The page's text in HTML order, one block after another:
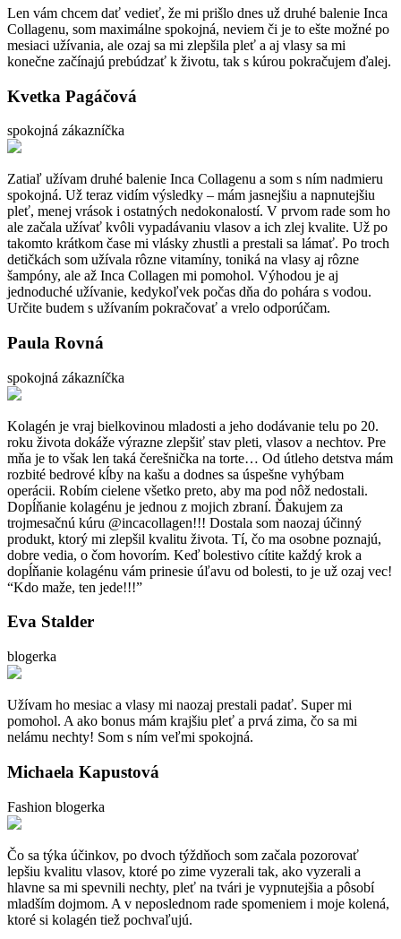
Len vám chcem dať vedieť, že mi prišlo dnes už druhé balenie Inca
Collagenu, som maximálne spokojná, neviem či je to ešte možné po
mesiaci užívania, ale ozaj sa mi zlepšila pleť a aj vlasy sa mi
konečne začínajú prebúdzať k životu, tak s kúrou pokračujem ďalej.
Kvetka Pagáčová
spokojná zákazníčka
Zatiaľ užívam druhé balenie Inca Collagenu a som s ním nadmieru
spokojná. Už teraz vidím výsledky – mám jasnejšiu a napnutejšiu
pleť, menej vrások i ostatných nedokonalostí. V prvom rade som ho
ale začala užívať kvôli vypadávaniu vlasov a ich zlej kvalite. Už po
takomto krátkom čase mi vlásky zhustli a prestali sa lámať. Po troch
detičkách som užívala rôzne vitamíny, toniká na vlasy aj rôzne
šampóny, ale až Inca Collagen mi pomohol. Výhodou je aj
jednoduché užívanie, kedykoľvek počas dňa do pohára s vodou.
Určite budem s užívaním pokračovať a vrelo odporúčam.
Paula Rovná
spokojná zákazníčka
Kolagén je vraj bielkovinou mladosti a jeho dodávanie telu po 20.
roku života dokáže výrazne zlepšiť stav pleti, vlasov a nechtov. Pre
mňa je to však len taká čerešnička na torte… Od útleho detstva mám
rozbité bedrové kĺby na kašu a dodnes sa úspešne vyhýbam
operácii. Robím cielene všetko preto, aby ma pod nôž nedostali.
Dopĺňanie kolagénu je jednou z mojich zbraní. Ďakujem za
trojmesačnú kúru @incacollagen!!! Dostala som naozaj účinný
produkt, ktorý mi zlepšil kvalitu života. Tí, čo ma osobne poznajú,
dobre vedia, o čom hovorím. Keď bolestivo cítite každý krok a
dopĺňanie kolagénu vám prinesie úľavu od bolesti, to je už ozaj vec!
“Kdo maže, ten jede!!!”
Eva Stalder
blogerka
Užívam ho mesiac a vlasy mi naozaj prestali padať. Super mi
pomohol. A ako bonus mám krajšiu pleť a prvá zima, čo sa mi
nelámu nechty! Som s ním veľmi spokojná.
Michaela Kapustová
Fashion blogerka
Čo sa týka účinkov, po dvoch týždňoch som začala pozorovať
lepšiu kvalitu vlasov, ktoré po zime vyzerali tak, ako vyzerali a
hlavne sa mi spevnili nechty, pleť na tvári je vypnutejšia a pôsobí
mladším dojmom. A v neposlednom rade spomeniem i moje kolená,
ktoré si kolagén tiež pochvaľujú.